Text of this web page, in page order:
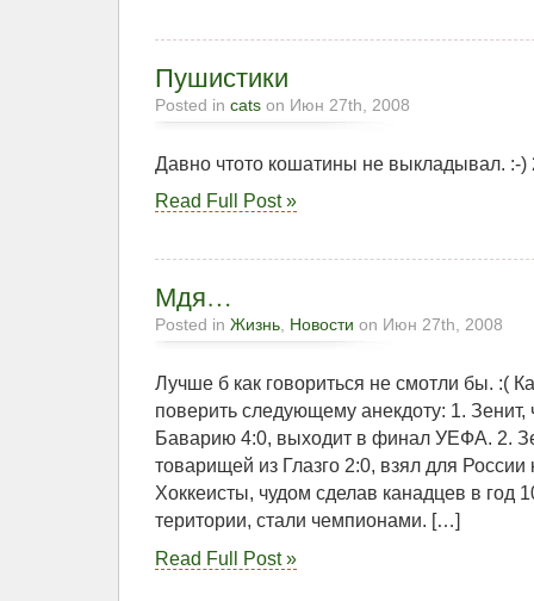
Пушистики
Posted in cats on Июн 27th, 2008
Давно чтото кошатины не выкладывал. :-)
Read Full Post »
Мдя…
Posted in Жизнь Новости on Июн 27th, 2008
Лучше б как говориться не смотли бы. :(
поверить следующему анекдоту: 1.
Баварию 4:0, выходит в финал УЕФА. 2.
товарищей из Глазго 2:0, взял для
Хоккеисты, чудом сделав канадцев в год
територии, стали чемпионами. […]
Read Full Post »